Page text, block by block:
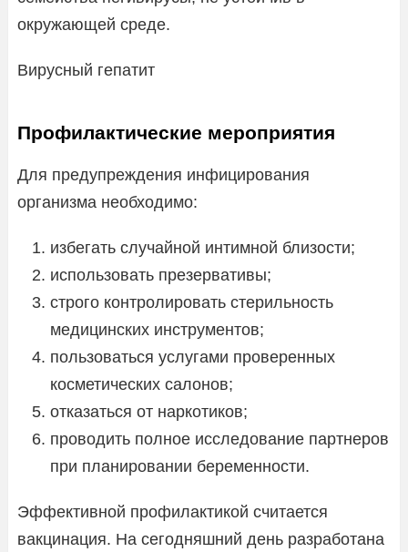
окружающей среде.
Вирусный гепатит
Профилактические мероприятия
Для предупреждения инфицирования
организма необходимо:
избегать случайной интимной близости;
использовать презервативы;
строго контролировать стерильность
медицинских инструментов;
пользоваться услугами проверенных
косметических салонов;
отказаться от наркотиков;
проводить полное исследование партнеров
при планировании беременности.
Эффективной профилактикой считается
вакцинация. На сегодняшний день разработана